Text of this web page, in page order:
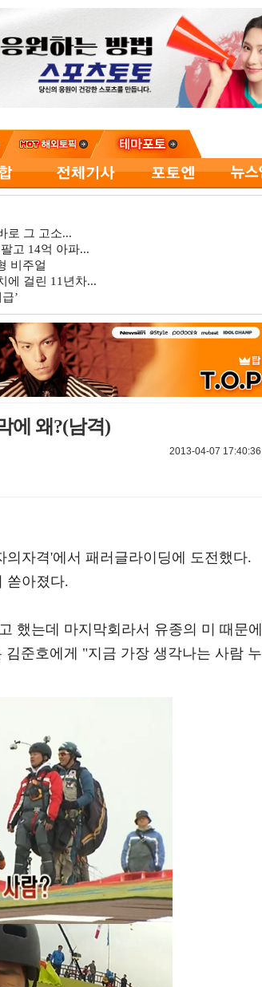
로 그 고소...
고 14억 아파...
비주얼
에 걸린 11년차...
’
에 왜?(남격)
2013-04-07 17:40:36
자격'에서 패러글라이딩에 도전했다.
쏟아졌다.
했는데 마지막회라서 유종의 미 때문에
준호에게 "지금 가장 생각나는 사람 누